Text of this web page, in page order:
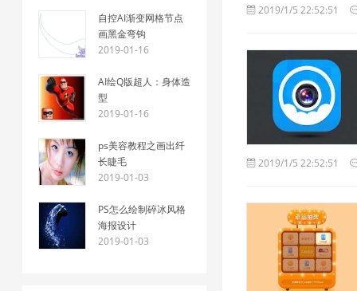
自控AI渐变网格节点
画黑金弯钩
2019-01-16
AI绘Q版超人：身体造
型
2019-01-16
ps美容教程之画出纤
长睫毛
2019-01-03
PS怎么绘制碎冰风格
海报设计
2019-01-03
2019/1/5 22:52:51
2019/1/5 22:52:51